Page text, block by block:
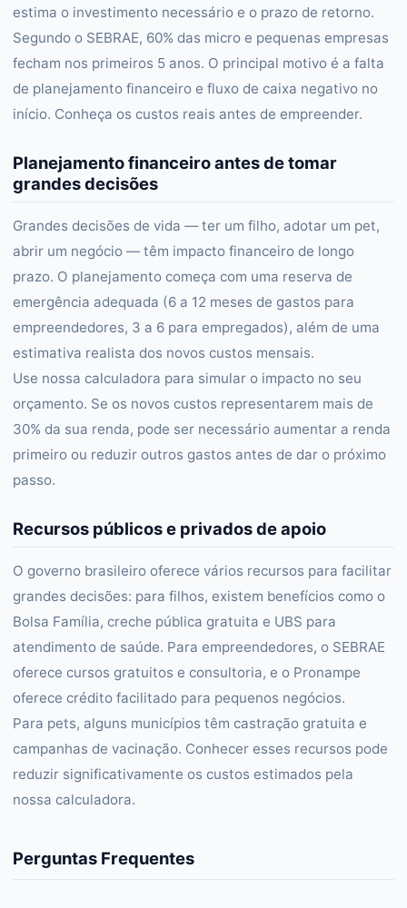
estima o investimento necessário e o prazo de retorno.
Segundo o SEBRAE, 60% das micro e pequenas empresas
fecham nos primeiros 5 anos. O principal motivo é a falta
de planejamento financeiro e fluxo de caixa negativo no
início. Conheça os custos reais antes de empreender.
Planejamento financeiro antes de tomar
grandes decisões
Grandes decisões de vida — ter um filho, adotar um pet,
abrir um negócio — têm impacto financeiro de longo
prazo. O planejamento começa com uma reserva de
emergência adequada (6 a 12 meses de gastos para
empreendedores, 3 a 6 para empregados), além de uma
estimativa realista dos novos custos mensais.
Use nossa calculadora para simular o impacto no seu
orçamento. Se os novos custos representarem mais de
30% da sua renda, pode ser necessário aumentar a renda
primeiro ou reduzir outros gastos antes de dar o próximo
passo.
Recursos públicos e privados de apoio
O governo brasileiro oferece vários recursos para facilitar
grandes decisões: para filhos, existem benefícios como o
Bolsa Família, creche pública gratuita e UBS para
atendimento de saúde. Para empreendedores, o SEBRAE
oferece cursos gratuitos e consultoria, e o Pronampe
oferece crédito facilitado para pequenos negócios.
Para pets, alguns municípios têm castração gratuita e
campanhas de vacinação. Conhecer esses recursos pode
reduzir significativamente os custos estimados pela
nossa calculadora.
Perguntas Frequentes